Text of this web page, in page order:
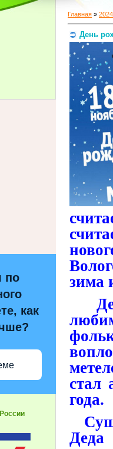
по
как
Главная » 2024
День
зима
Дед
стал
года.